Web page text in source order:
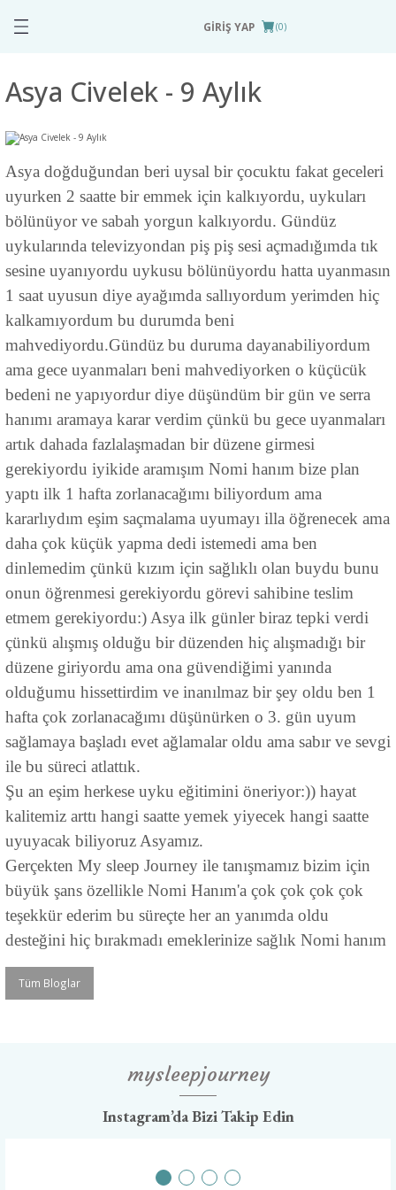
GİRİŞ YAP (0)
Asya Civelek - 9 Aylık
Asya doğduğundan beri uysal bir çocuktu fakat geceleri
uyurken 2 saatte bir emmek için kalkıyordu, uykuları
bölünüyor ve sabah yorgun kalkıyordu. Gündüz
uykularında televizyondan piş piş sesi açmadığımda tık
sesine uyanıyordu uykusu bölünüyordu hatta uyanmasın
1 saat uyusun diye ayağımda sallıyordum yerimden hiç
kalkamıyordum bu durumda beni
mahvediyordu.Gündüz bu duruma dayanabiliyordum
ama gece uyanmaları beni mahvediyorken o küçücük
bedeni ne yapıyordur diye düşündüm bir gün ve serra
hanımı aramaya karar verdim çünkü bu gece uyanmaları
artık dahada fazlalaşmadan bir düzene girmesi
gerekiyordu iyikide aramışım Nomi hanım bize plan
yaptı ilk 1 hafta zorlanacağımı biliyordum ama
kararlıydım eşim saçmalama uyumayı illa öğrenecek ama
daha çok küçük yapma dedi istemedi ama ben
dinlemedim çünkü kızım için sağlıklı olan buydu bunu
onun öğrenmesi gerekiyordu görevi sahibine teslim
etmem gerekiyordu:) Asya ilk günler biraz tepki verdi
çünkü alışmış olduğu bir düzenden hiç alışmadığı bir
düzene giriyordu ama ona güvendiğimi yanında
olduğumu hissettirdim ve inanılmaz bir şey oldu ben 1
hafta çok zorlanacağımı düşünürken o 3. gün uyum
sağlamaya başladı evet ağlamalar oldu ama sabır ve sevgi
ile bu süreci atlattık.
Şu an eşim herkese uyku eğitimini öneriyor:)) hayat
kalitemiz arttı hangi saatte yemek yiyecek hangi saatte
uyuyacak biliyoruz Asyamız.
Gerçekten My sleep Journey ile tanışmamız bizim için
büyük şans özellikle Nomi Hanım'a çok çok çok çok
teşekkür ederim bu süreçte her an yanımda oldu
desteğini hiç bırakmadı emeklerinize sağlık Nomi hanım
Tüm Bloglar
mysleepjourney
Instagram’da Bizi Takip Edin
ay)
Renkli Kelebekler (25-48
ay)
POPİFİKS Tuvalet Eğitimi
Rutin Tablosu
Tummy Time - Hippo